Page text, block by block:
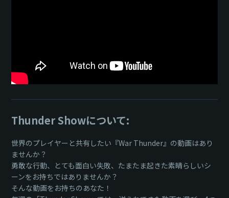
Thunder Showについて:
世界のプレイヤーと共有したい『War Thunder』の動画はあり
ませんか？
勇敢な行動、とても面白い失敗、たまたま起きた素晴らしいシ
ーンをお持ちではありませんか？
そんな動画をお持ちのあなた！